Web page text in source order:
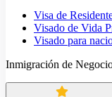
Visa de
Visado de Vida
Visado para
Inmigración de